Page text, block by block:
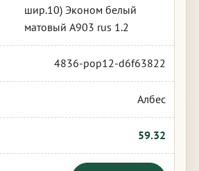
шир.10) Эконом белый
матовый А903 rus 1.2
4836-pop12-d6f63822
Албес
59.32